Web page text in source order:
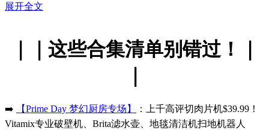
展开全文
｜｜这些合集清单别错过！｜
➡️ 【Prime Day 梦幻厨房专场】
：上千高评切肉片机$39.99！
Vitamix专业破壁机、Brita滤水壶、地毯清洁机扫地机器人